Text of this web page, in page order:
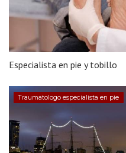
Especialista en pie y tobillo
Traumatologo especialista en pie